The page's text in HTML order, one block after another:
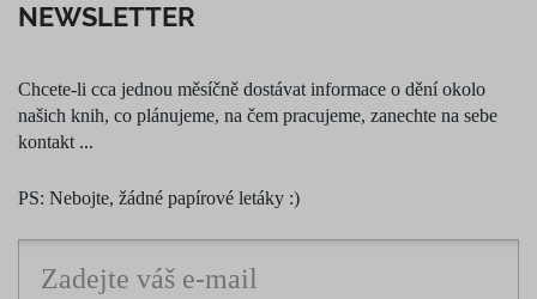
NEWSLETTER
Chcete-li cca jednou měsíčně dostávat informace o dění okolo
našich knih, co plánujeme, na čem pracujeme, zanechte na sebe
kontakt ...
PS: Nebojte, žádné papírové letáky :)